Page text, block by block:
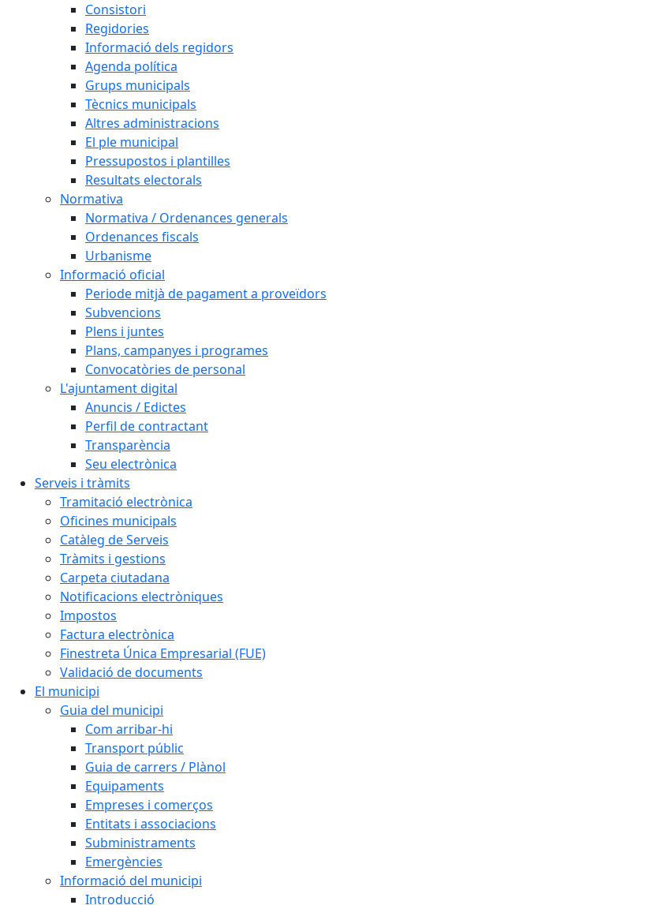
Consistori
Regidories
Informació dels regidors
Agenda política
Grups municipals
Tècnics municipals
Altres administracions
El ple municipal
Pressupostos i plantilles
Resultats electorals
Normativa
Normativa / Ordenances generals
Ordenances fiscals
Urbanisme
Informació oficial
Periode mitjà de pagament a proveïdors
Subvencions
Plens i juntes
Plans, campanyes i programes
Convocatòries de personal
L'ajuntament digital
Anuncis / Edictes
Perfil de contractant
Transparència
Seu electrònica
Serveis i tràmits
Tramitació electrònica
Oficines municipals
Catàleg de Serveis
Tràmits i gestions
Carpeta ciutadana
Notificacions electròniques
Impostos
Factura electrònica
Finestreta Única Empresarial (FUE)
Validació de documents
El municipi
Guia del municipi
Com arribar-hi
Transport públic
Guia de carrers / Plànol
Equipaments
Empreses i comerços
Entitats i associacions
Subministraments
Emergències
Informació del municipi
Introducció